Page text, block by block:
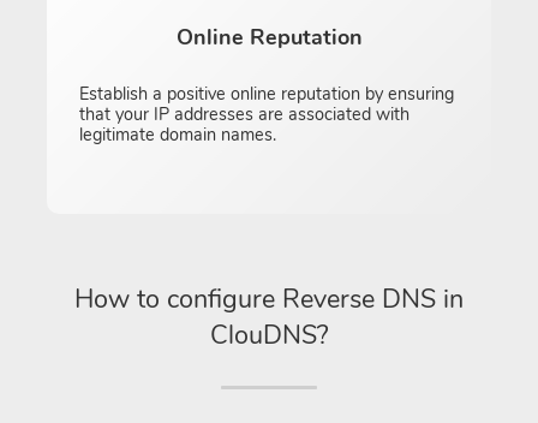
Online Reputation
Establish a positive online reputation by ensuring
that your IP addresses are associated with
legitimate domain names.
How to configure Reverse DNS in
ClouDNS?